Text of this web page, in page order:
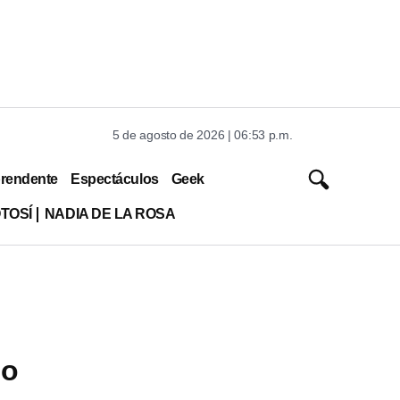
5 de agosto de 2026 | 06:53 p.m.
Espectáculos Geek
NADIA DE LA ROSA